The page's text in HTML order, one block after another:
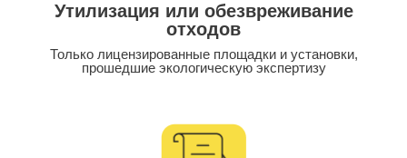
Утилизация или обезвреживание
отходов
Только лицензированные площадки и установки,
прошедшие экологическую экспертизу